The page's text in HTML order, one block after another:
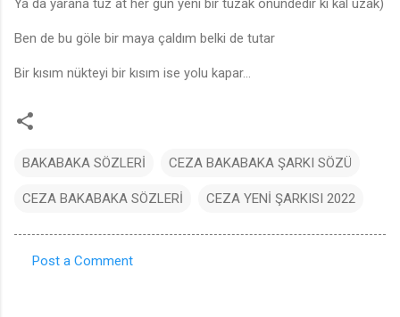
Ben de bu göle bir maya çaldım belki de tutar
Bir kısım nükteyi bir kısım ise yolu kapar...
BAKABAKA SÖZLERİ CEZA BAKABAKA ŞARKI SÖZÜ
CEZA BAKABAKA SÖZLERİ CEZA YENİ ŞARKISI 2022
Post a Comment